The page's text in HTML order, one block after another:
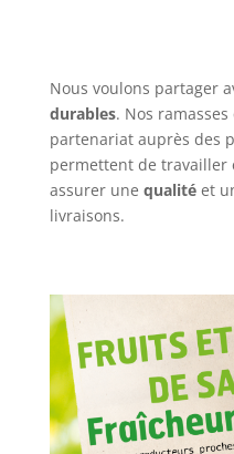
Nous voulons partager
durables. Nos
partenariat auprès des
permettent de travailler
assurer une qualité et
livraisons.